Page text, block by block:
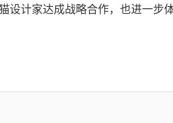
设计家达成战略合作，也进一步